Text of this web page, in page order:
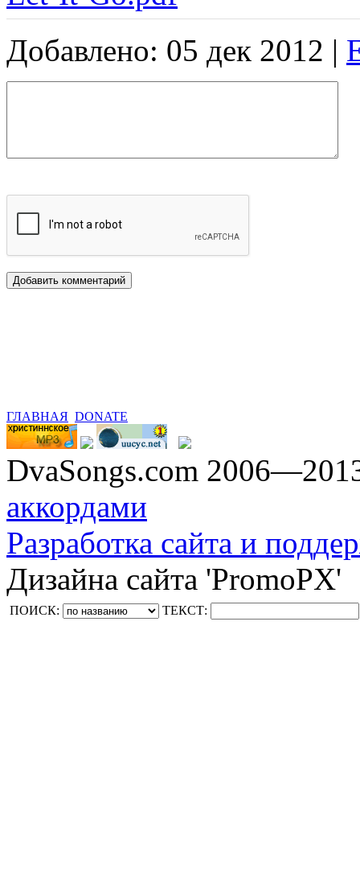
Добавлено: 05 дек 2012 |
ГЛАВНАЯ DONATE
DvaSongs.com
аккордами
Разработка сайта и
Дизайна сайта 'PromoPX'
ПОИСК: ТЕКСТ: